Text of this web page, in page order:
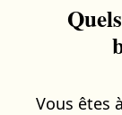
Vous êtes